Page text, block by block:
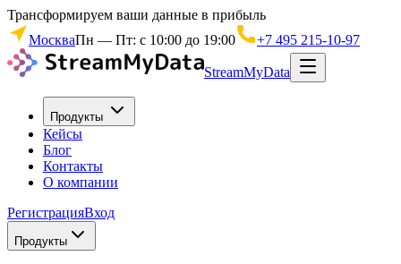
Трансформируем ваши данные в прибыль
МоскваПн — Пт: с 10:00 до 19:00 +7 495 215-10-97
StreamMyData
Продукты
Кейсы
Блог
Контакты
О компании
РегистрацияВход
Продукты